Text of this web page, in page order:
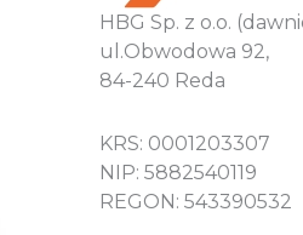
HBG Sp. z o.o.
ul.Obwodowa 92,
84-240 Reda
KRS: 0001203307
NIP: 5882540119
REGON: 543390532